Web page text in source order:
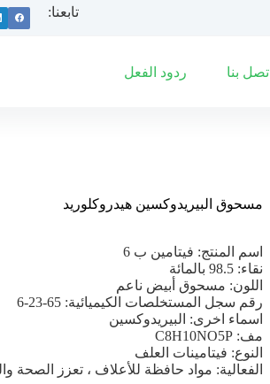
تابعنا:
اتصل بنا ردود الفعل
مسحوق البيريدوكسين هيدروكلوريد
اسم المنتج: فيتامين ب 6
نقاء: 98.5 بالمائة
اللون: مسحوق أبيض ناعم
رقم سجل المستخلصات الكيميائية: 65-23-6
اسماء اخرى: البيريدوكسين
مف: C8H10NO5P
النوع: فيتامينات العلف
الفعالية: مواد حافظة للأعلاف ، تعزز الصحة